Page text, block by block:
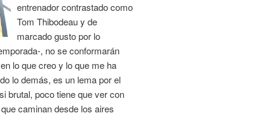
entrenador contrastado como
Tom Thibodeau y de
marcado gusto por lo
, no se conformarán
lo que creo y lo que me ha
lo demás, es un lema por el
brutal, poco tiene que ver con
caminan desde los aires